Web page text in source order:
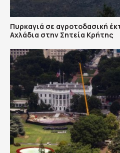
Πυρκαγιά σε αγροτοδασική
Αχλάδια στην Σητεία Κρήτης